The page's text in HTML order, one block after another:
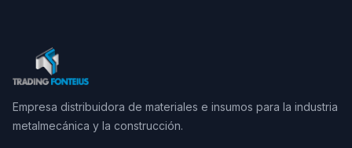
Empresa distribuidora de materiales e insumos para la industria
metalmecánica y la construcción.